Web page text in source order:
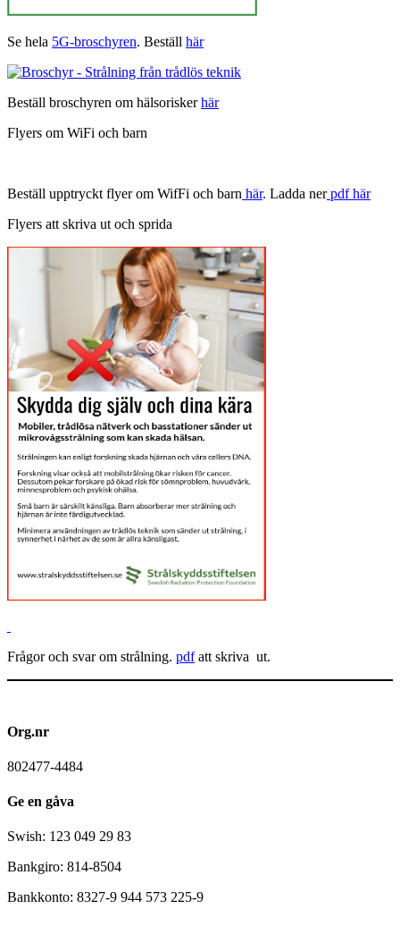
Se hela 5G-broschyren. Beställ här
Beställ broschyren om hälsoriskerhär
Flyers om WiFi och barn
Beställ upptryckt flyer om WifFi och barn här. Ladda nerpdf här
Flyers att skriva ut och sprida
Frågor och svar om strålning. pdfatt skriva ut.
Org.nr
802477-4484
Ge en gåva
Swish: 123 049 29 83
Bankgiro: 814-8504
Bankkonto: 8327-9 944 573 225-9